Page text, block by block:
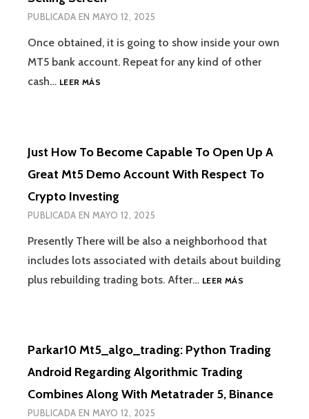
PUBLICADA ENMAYO 12, 2025
Once obtained, it is going to show inside your own
MT5 bank account. Repeat for any kind of other
cash… LEER MÁS
Just How To Become Capable To Open Up A
Great Mt5 Demo Account With Respect To
Crypto Investing
PUBLICADA EN MAYO 12, 2025
Presently There will be also a neighborhood that
includes lots associated with details about building
plus rebuilding trading bots. After… LEER MÁS
Parkar10 Mt5_algo_trading: Python Trading
Android Regarding Algorithmic Trading
Combines Along With Metatrader 5, Binance
PUBLICADA EN MAYO 12, 2025